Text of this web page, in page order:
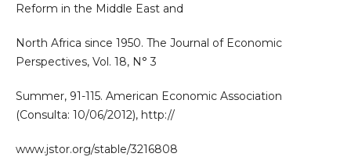
Reform in the Middle East and
North Africa since 1950. The Journal of Economic
Perspectives, Vol. 18, N° 3
Summer, 91-115. American Economic Association
(Consulta: 10/06/2012), http://
www.jstor.org/stable/3216808